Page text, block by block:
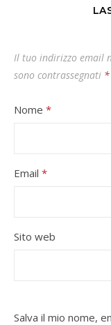
Il tuo indirizzo email
sono contrassegnati *
Nome *
Email *
Sito web
Salva il mio nome,